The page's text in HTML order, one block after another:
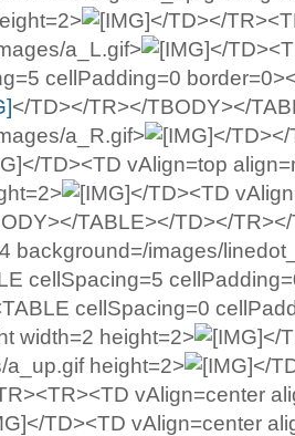
</TD></
a_L.gif>
</
cellPadding=0
</TD></TR></TBODY></
a_R.gif>
</
</TD><TD vAlign=top
</TD><TD
TABLE></TD></
background=/images/
cellSpacing=5
cellSpacing=0
width=2 height=2>
</
height=2>
</
vAlign=center
</TD><TD vAlign=center